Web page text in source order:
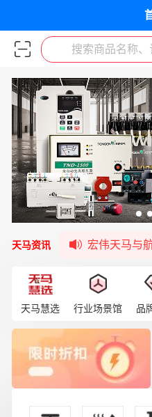
搜索商品名称、
天马资讯
签约喜讯 |
宏伟天马与
天马慧选 行业场景馆 品